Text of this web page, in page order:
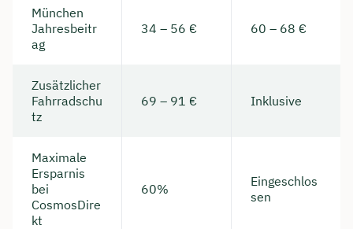
München
Jahresbeitr
ag
34 – 56 € 60 – 68 €
Zusätzlicher
Fahrradschu
tz
69 – 91 € Inklusive
Maximale
Ersparnis
bei
CosmosDire
kt
60%
Eingeschlos
sen
Dauer: ca. 30 Minuten
🗓️ Wählen Sie jetzt Ihren Wunschtermin:
Meeting buchen